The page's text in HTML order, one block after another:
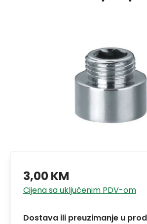
3,00 KM
Cijena sa uključenim PDV-om
Dostava ili preuzimanje u